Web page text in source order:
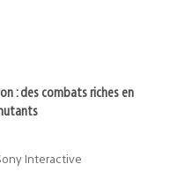
: des combats riches en
Interactive